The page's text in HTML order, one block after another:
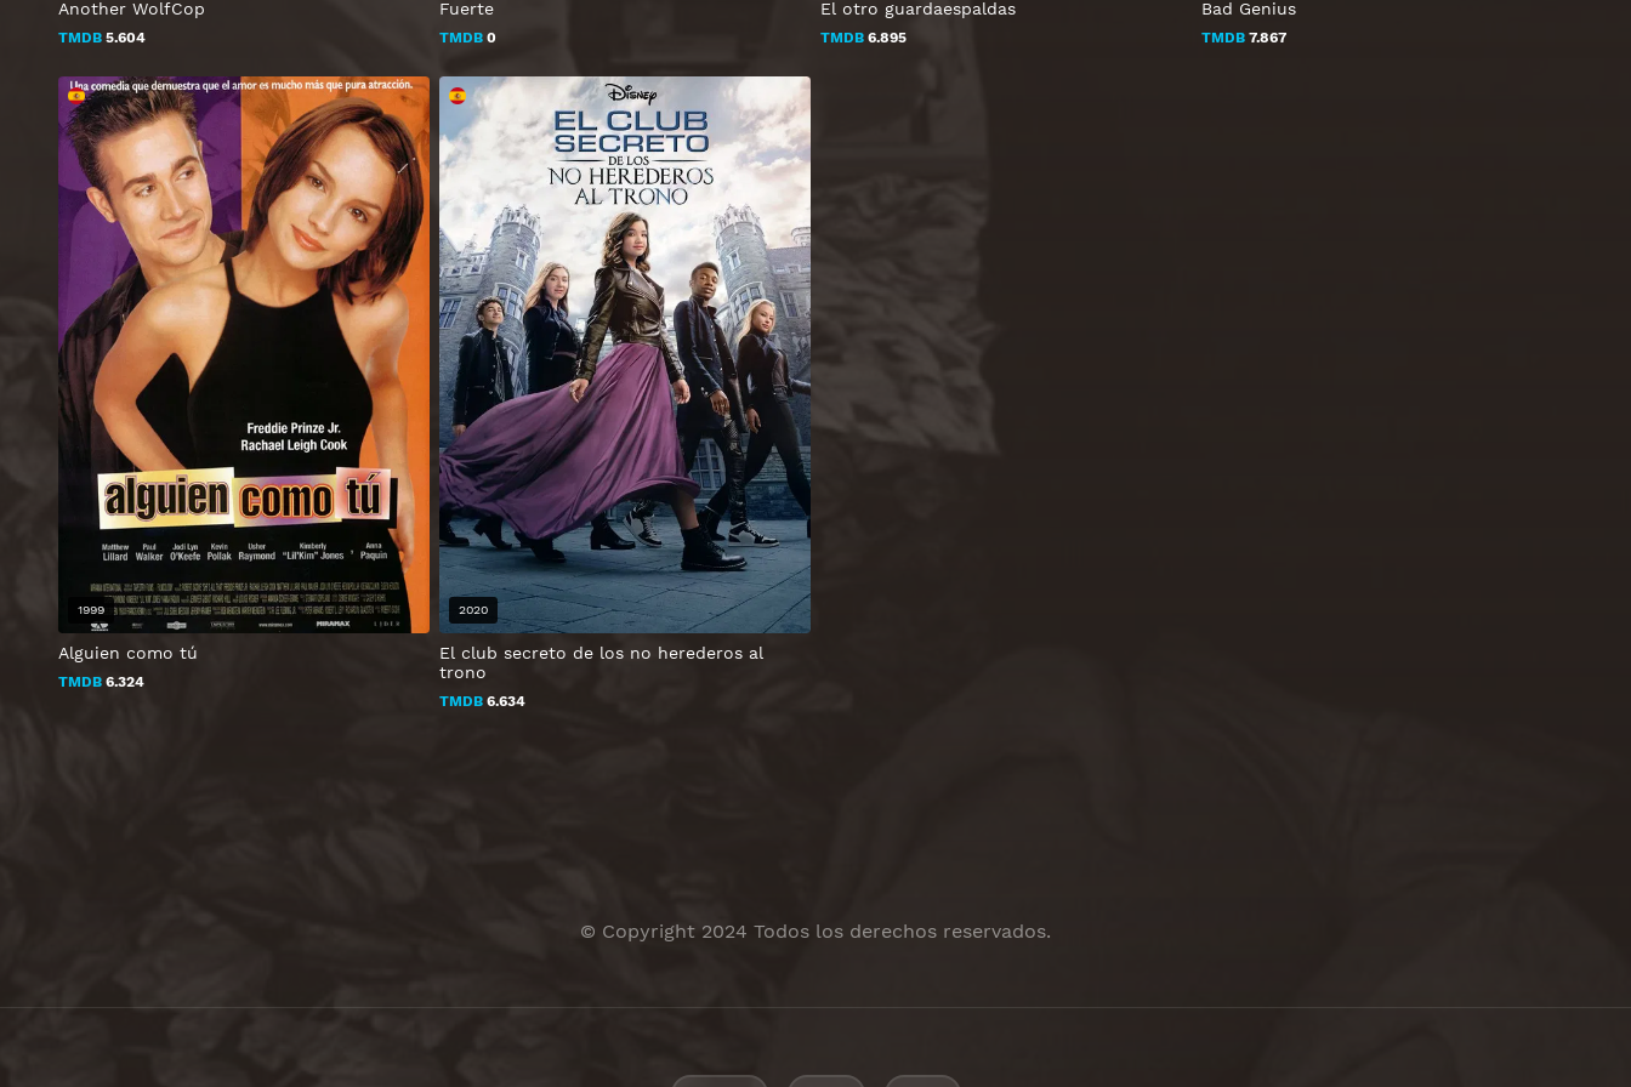
Another WolfCop
TMDB 5.604
Fuerte
TMDB 0
El otro guardaespaldas
TMDB 6.895
Bad Genius
TMDB 7.867
Alguien como tú
TMDB 6.324
1999
El club secreto de los no herederos al
trono
TMDB 6.634
2020
© Copyright 2024 Todos los derechos reservados.